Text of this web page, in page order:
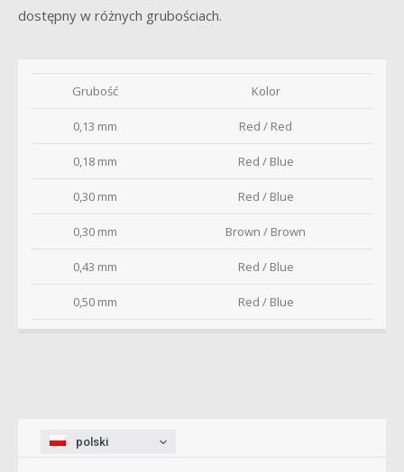
dostępny w różnych grubościach.
Grubość Kolor
0,13 mm Red / Red
0,18 mm Red / Blue
0,30 mm Red / Blue
0,30 mm Brown / Brown
0,43 mm Red / Blue
0,50 mm Red / Blue
polski